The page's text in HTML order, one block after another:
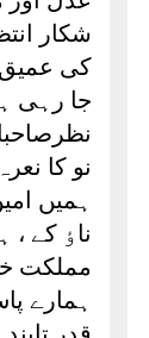
شکار
کی عمیق
جا رہی
نو کا
ہمیں
ناٶ کے ،
مملکت
ہمارے